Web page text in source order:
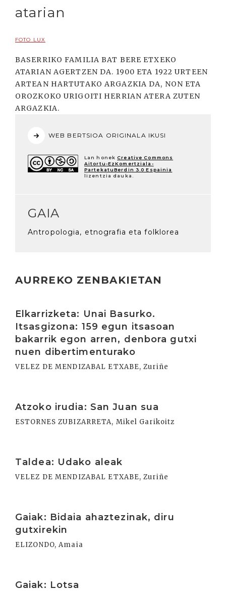
atarian
FOTO LUX
BASERRIKO FAMILIA BAT BERE ETXEKO
ATARIAN AGERTZEN DA. 1900 ETA 1922 URTEEN
ARTEAN HARTUTAKO ARGAZKIA DA, NON ETA
OROZKOKO URIGOITI HERRIAN ATERA ZUTEN
ARGAZKIA.
WEB BERTSIOA ORIGINALA IKUSI
Lan honek Creative Commons
Aitortu-EzKomertziala-
PartekatuBerdin 3.0 Espainia
lizentzia dauka.
GAIA
Antropologia, etnografia eta folklorea
AURREKO ZENBAKIETAN
Elkarrizketa: Unai Basurko.
Itsasgizona: 159 egun itsasoan
bakarrik egon arren, denbora gutxi
nuen dibertimenturako
VELEZ DE MENDIZABAL ETXABE, Zuriñe
Atzoko irudia: San Juan sua
ESTORNES ZUBIZARRETA, Mikel Garikoitz
Taldea: Udako aleak
VELEZ DE MENDIZABAL ETXABE, Zuriñe
Gaiak: Bidaia ahaztezinak, diru
gutxirekin
ELIZONDO, Amaia
Gaiak: Lotsa